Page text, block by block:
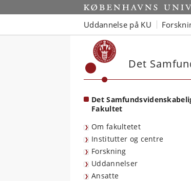
Start
Uddannelse på KU
Det
Det
Fakultet
Om fakultetet
Institutter og centre
Forskning
Uddannelser
Ansatte